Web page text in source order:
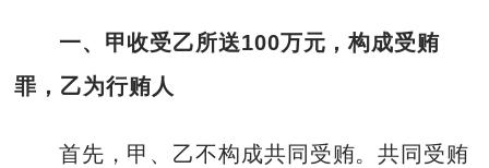
一、甲收受乙所送100万元，构成受贿
罪，乙为行贿人
首先，甲、乙不构成共同受贿。共同受贿